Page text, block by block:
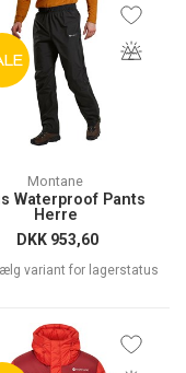
Montane
Waterproof Pants
Herre
DKK 953,60
variant for lagerstatus